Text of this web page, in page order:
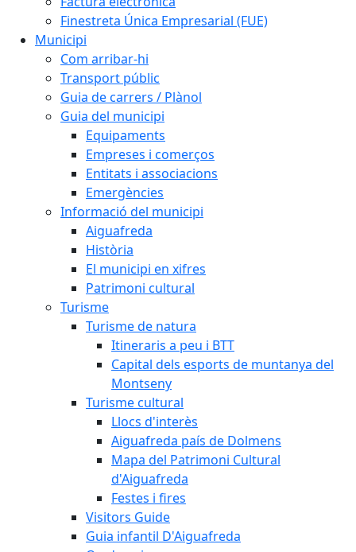
Finestreta Única Empresarial (FUE)
Municipi
Com arribar-hi
Transport públic
Guia de carrers / Plànol
Guia del municipi
Equipaments
Empreses i comerços
Entitats i associacions
Emergències
Informació del municipi
Aiguafreda
Història
El municipi en xifres
Patrimoni cultural
Turisme
Turisme de natura
Itineraris a peu i BTT
Capital dels esports de muntanya del
Montseny
Turisme cultural
Llocs d'interès
Aiguafreda país de Dolmens
Mapa del Patrimoni Cultural
d'Aiguafreda
Festes i fires
Visitors Guide
Guia infantil D'Aiguafreda